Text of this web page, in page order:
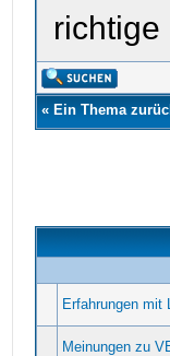
richtige
« Ein Thema
Erfahrungen mit
Meinungen zu